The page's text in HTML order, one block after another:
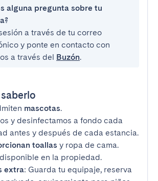
alguna pregunta sobre tu
a través de tu correo
y ponte en contacto con
a través del Buzón.
mascotas.
y desinfectamos a fondo cada
antes y después de cada estancia.
toallas y ropa de cama.
disponible en la propiedad.
extra: Guarda tu equipaje, reserva